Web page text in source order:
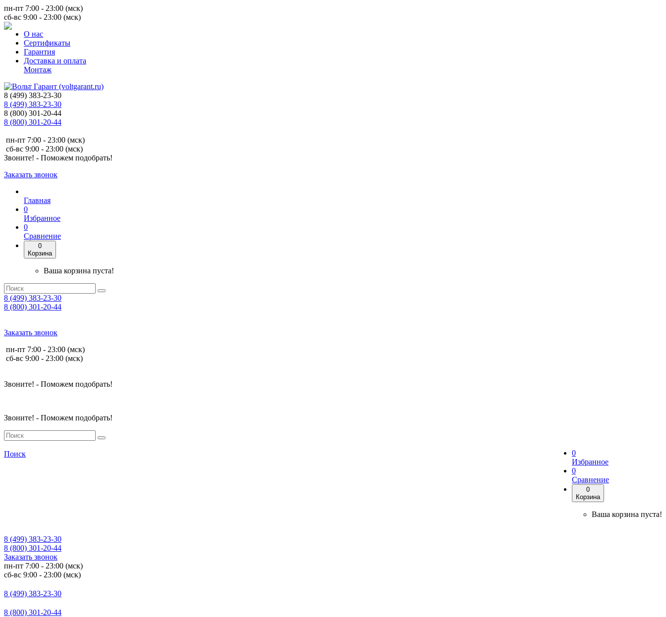
пн-пт 7:00 - 23:00 (мск)
сб-вс 9:00 - 23:00 (мск)
О нас
Сертификаты
Гарантия
Доставка и оплата
Монтаж
8 (499) 383-23-30
8 (499) 383-23-30
8 (800) 301-20-44
8 (800) 301-20-44
пн-пт 7:00 - 23:00 (мск)
сб-вс 9:00 - 23:00 (мск)
Звоните! - Поможем подобрать!
Заказать звонок
Главная
0
Избранное
0
Сравнение
0
Корзина
Ваша корзина пуста!
8 (499) 383-23-30
8 (800) 301-20-44
Заказать звонок
пн-пт 7:00 - 23:00 (мск)
сб-вс 9:00 - 23:00 (мск)
Звоните! - Поможем подобрать!
Звоните! - Поможем подобрать!
0
Избранное
0
Сравнение
0
Корзина
Ваша корзина пуста!
Поиск
8 (499) 383-23-30
8 (800) 301-20-44
Заказать звонок
пн-пт 7:00 - 23:00 (мск)
сб-вс 9:00 - 23:00 (мск)
8 (499) 383-23-30
8 (800) 301-20-44